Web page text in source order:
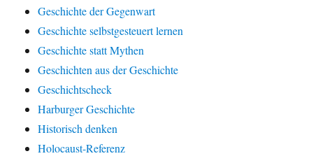
Geschichte der Gegenwart
Geschichte selbstgesteuert lernen
Geschichte statt Mythen
Geschichten aus der Geschichte
Geschichtscheck
Harburger Geschichte
Historisch denken
Holocaust-Referenz